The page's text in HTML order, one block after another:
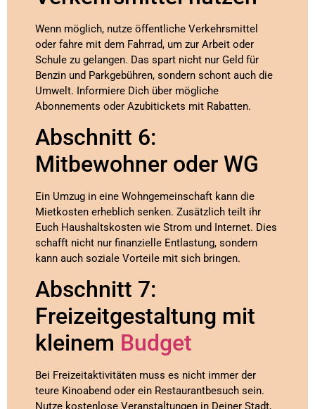
Wenn möglich, nutze öffentliche Verkehrsmittel
oder fahre mit dem Fahrrad, um zur Arbeit oder
Schule zu gelangen. Das spart nicht nur Geld für
Benzin und Parkgebühren, sondern schont auch die
Umwelt. Informiere Dich über mögliche
Abonnements oder Azubitickets mit Rabatten.
Abschnitt 6:
Mitbewohner oder WG
Ein Umzug in eine Wohngemeinschaft kann die
Mietkosten erheblich senken. Zusätzlich teilt ihr
Euch Haushaltskosten wie Strom und Internet. Dies
schafft nicht nur finanzielle Entlastung, sondern
kann auch soziale Vorteile mit sich bringen.
Abschnitt 7:
Freizeitgestaltung mit
kleinem Budget
Bei Freizeitaktivitäten muss es nicht immer der
teure Kinoabend oder ein Restaurantbesuch sein.
Nutze kostenlose Veranstaltungen in Deiner Stadt,